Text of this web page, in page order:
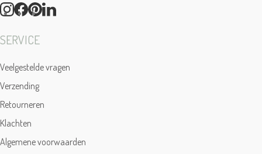
SERVICE
Veelgestelde vragen
Verzending
Retourneren
Klachten
Algemene voorwaarden